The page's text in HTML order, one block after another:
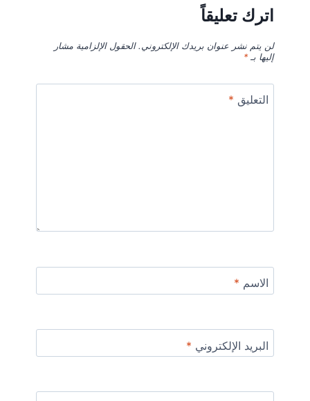
اترك تعليقاً
لن يتم نشر عنوان بريدك الإلكتروني. الحقول الإلزامية مشار
إليها بـ*
التعليق *
الاسم *
البريد الإلكتروني *